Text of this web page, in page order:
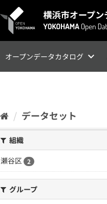
オープンデータカタログ
データセット
組織
瀬谷区 2
グループ